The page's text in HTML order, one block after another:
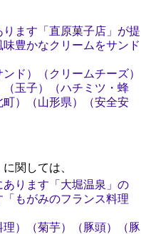
ます「直原菓子店」が提
豊かなクリームをサンド
ド）（クリームチーズ）
（玉子）（ハチミツ・蜂
）（山形県）（安全安
関しては、
ります「大堀温泉」の
「もがみのフランス料理
）（菊芋）（豚頭）（豚